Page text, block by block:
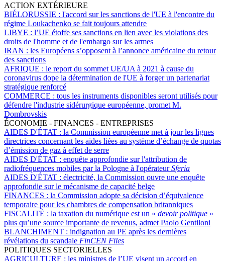
ACTION EXTÉRIEURE
BIÉLORUSSIE : l'accord sur les sanctions de l'UE à l'encontre du
régime Loukachenko se fait toujours attendre
LIBYE : l’UE étoffe ses sanctions en lien avec les violations des
droits de l'homme et de l'embargo sur les armes
IRAN : les Européens s’opposent à l’annonce américaine du retour
des sanctions
AFRIQUE : le report du sommet UE/UA à 2021 à cause du
coronavirus dope la détermination de l'UE à forger un partenariat
stratégique renforcé
COMMERCE : tous les instruments disponibles seront utilisés pour
défendre l'industrie sidérurgique européenne, promet M.
Dombrovskis
ÉCONOMIE - FINANCES - ENTREPRISES
AIDES D'ÉTAT : la Commission européenne met à jour les lignes
directrices concernant les aides liées au système d’échange de quotas
d’émission de gaz à effet de serre
AIDES D'ÉTAT : enquête approfondie sur l'attribution de
radiofréquences mobiles par la Pologne à l'opérateurSferia
AIDES D'ÉTAT : électricité, la Commission ouvre une enquête
approfondie sur le mécanisme de capacité belge
FINANCES : la Commission adopte sa décision d’équivalence
temporaire pour les chambres de compensation britanniques
FISCALITÉ : la taxation du numérique est un « devoir politique »
plus qu’une source importante de revenus, admet Paolo Gentiloni
BLANCHIMENT : indignation au PE après les dernières
révélations du scandale FinCEN Files
POLITIQUES SECTORIELLES
AGRICULTURE : les ministres de l’UE visent un accord en